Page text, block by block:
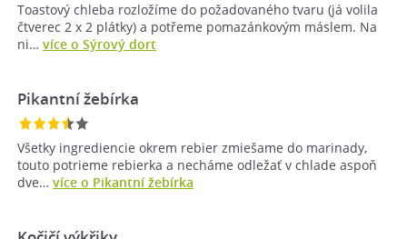
Toastový chleba rozložíme do požadovaného tvaru (já volila
čtverec 2 x 2 plátky) a potřeme pomazánkovým máslem. Na
ni… více o Sýrový dort
Pikantní žebírka
Všetky ingrediencie okrem rebier zmiešame do marinady,
touto potrieme rebierka a necháme odležať v chlade aspoň
dve… více o Pikantní žebírka